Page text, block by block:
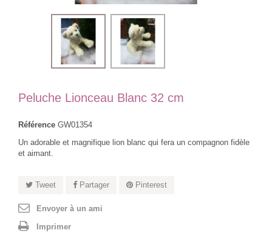
Peluche Lionceau Blanc 32 cm
Référence GW01354
Un adorable et magnifique lion blanc qui fera un compagnon fidèle
et aimant.
Tweet Partager Pinterest
Envoyer à un ami
Imprimer